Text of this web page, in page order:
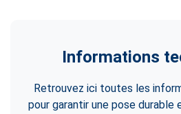
Informations
Retrouvez ici toutes les
pour garantir une pose